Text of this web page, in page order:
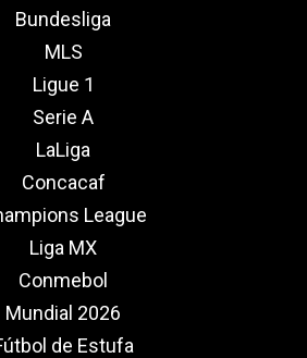
Bundesliga
MLS
Ligue 1
Serie A
LaLiga
Concacaf
League
Liga MX
Conmebol
Mundial 2026
de Estufa